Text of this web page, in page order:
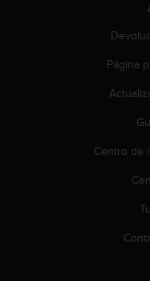
Página
Centro de